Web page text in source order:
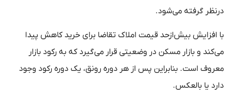
درنظر گرفته می‌شود.
با افزایش بیش‌ازحد قیمت املاک تقاضا برای خرید کاهش پیدا
می‌کند و بازار مسکن در وضعیتی قرار می‌گیرد که به رکود بازار
معروف است. بنابراین پس از هر دوره رونق، یک دوره رکود وجود
دارد یا بالعکس.